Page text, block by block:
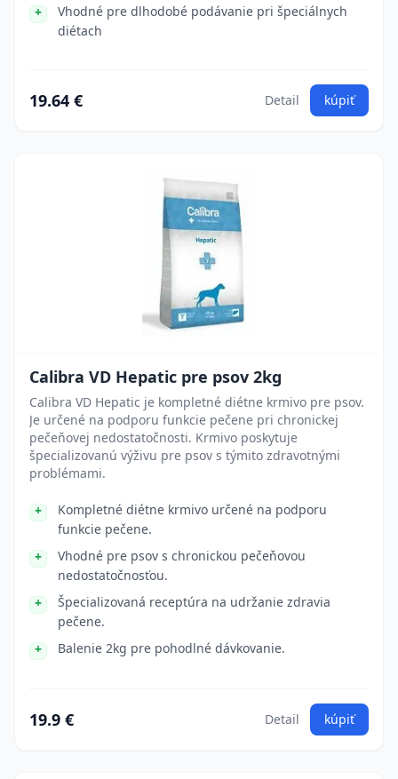
Vhodné pre dlhodobé podávanie pri špeciálnych
diétach
19.64 € Detail kúpiť
Calibra VD Hepatic pre psov 2kg
Calibra VD Hepatic je kompletné diétne krmivo pre psov.
Je určené na podporu funkcie pečene pri chronickej
pečeňovej nedostatočnosti. Krmivo poskytuje
špecializovanú výživu pre psov s týmito zdravotnými
problémami.
Kompletné diétne krmivo určené na podporu
funkcie pečene.
Vhodné pre psov s chronickou pečeňovou
nedostatočnosťou.
Špecializovaná receptúra na udržanie zdravia
pečene.
Balenie 2kg pre pohodlné dávkovanie.
19.9 € Detail kúpiť